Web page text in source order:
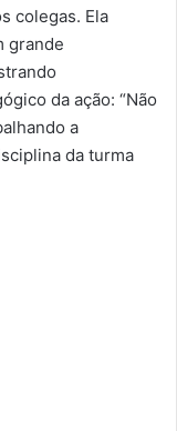
colegas. Ela
grande
da ação: “Não
a
da turma